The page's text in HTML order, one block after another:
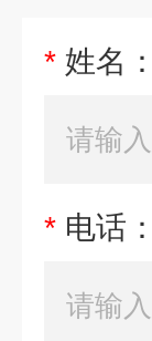
* 姓名：
* 电话：